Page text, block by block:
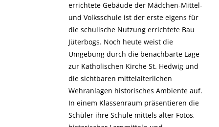
errichtete Gebäude der Mädchen-Mittel-
und Volksschule ist der erste eigens für
die schulische Nutzung errichtete Bau
Jüterbogs. Noch heute weist die
Umgebung durch die benachbarte Lage
zur Katholischen Kirche St. Hedwig und
die sichtbaren mittelalterlichen
Wehranlagen historisches Ambiente auf.
In einem Klassenraum präsentieren die
Schüler ihre Schule mittels alter Fotos,